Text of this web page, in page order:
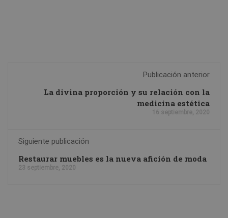
Publicación anterior
La divina proporción y su relación con la
medicina estética
16 septiembre, 2020
Siguiente publicación
Restaurar muebles es la nueva afición de moda
23 septiembre, 2020